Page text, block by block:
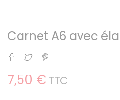
Carnet A6 avec
Partager
Tweet
7,50 € TTC